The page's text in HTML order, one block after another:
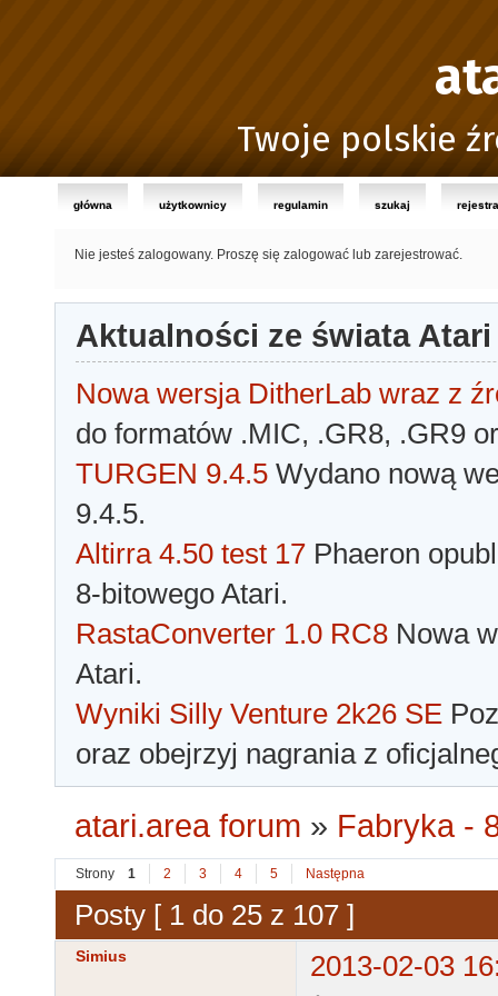
Twoje polskie
główna użytkownicy regulamin szukaj
Nie jesteś zalogowany. Proszę się zalogować lub zarejestrować.
Aktualności ze świata Atari
Nowa wersja DitherLab wraz z
do formatów .MIC, .GR8, .GR9
TURGEN 9.4.5 Wydano nową
9.4.5.
Altirra 4.50 test 17 Phaeron
8-bitowego Atari.
RastaConverter 1.0 RC8 Nowa
Atari.
Wyniki Silly Venture 2k26 SE
oraz obejrzyj nagrania z
atari.area forum » Fabryka -
Strony 1 2 3 4 5 Następna
Posty [ 1 do 25 z 107 ]
Simius
2013-02-03